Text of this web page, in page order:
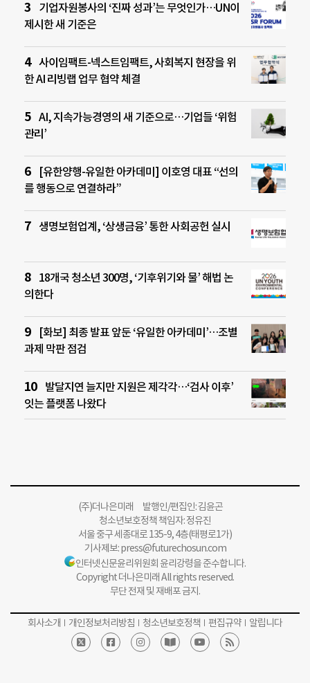
기업자원봉사의 ‘진짜 성과’는 무엇인가…UN이
제시한 새 기준은
사이임팩트-넥스트임팩트, 사회복지 현장을 위
한 AI 리빙랩 업무 협약 체결
AI, 지속가능경영의 새 기준으로…기업들 ‘위험
관리’
[유한양행-유일한 아카데미] 이호영 대표 “선의
를 행동으로 연결하라”
생명보험업계, ‘상생금융’ 통한 사회공헌 실시
18개국 청소년 300명, ‘기후위기와 물’ 해법 논
의한다
[화보] 최종 발표 앞둔 ‘유일한 아카데미’…조별
과제 막판 점검
발달지연 늘지만 지원은 제각각…‘검사 이후’
잇는 플랫폼 나왔다
(주)더나은미래 발행인/편집인: 김윤곤
청소년보호정책 책임자: 정유진
서울 중구 세종대로 135-9, 4층(태평로1가)
기사제보:press@futurechosun.com
인터넷신문윤리위원회 윤리강령을 준수합니다.
Copyright 더나은미래 All rights reserved.
무단 전재 및 재배포 금지.
회사소개 개인정보처리방침 청소년보호정책 편집규약 알립니다